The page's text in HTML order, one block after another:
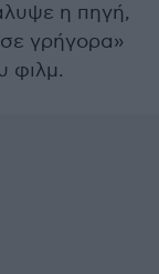
η πηγή,
γρήγορα»
φιλμ.